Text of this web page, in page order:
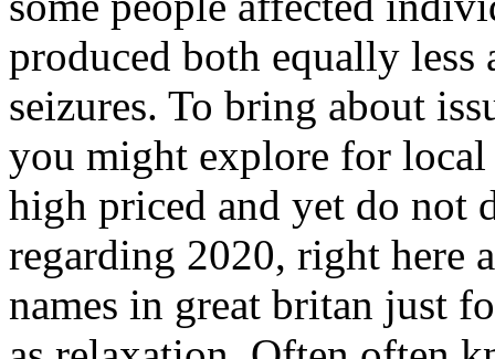
produced both equally less
seizures. To bring about
you might explore for local
high priced and yet do not
regarding 2020, right here
names in great britan just